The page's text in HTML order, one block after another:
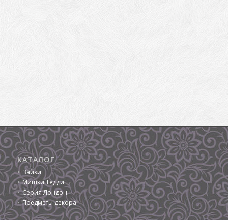
КАТАЛОГ
Зайки
Мишки Тедди
Серия Лондон
Предметы декора